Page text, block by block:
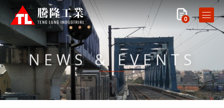
0
NEWS & EVENTS